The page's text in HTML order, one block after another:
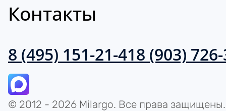
Контакты
8 (495) 151-21-418 (903)
© 2012 - 2026 Milargo. Все права защищены.